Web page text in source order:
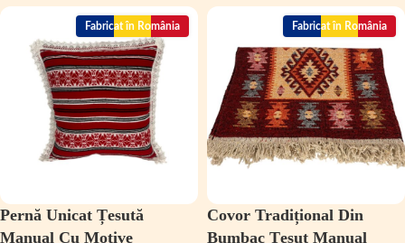
Fabricat în România
Pernă Unicat Țesută
Manual Cu Motive
Fabricat în România
Covor Tradițional Din
Bumbac Țesut Manual